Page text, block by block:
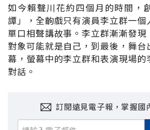
如今賴聲川花約四個月的時間，
譚」，全齣戲只有演員李立群一個
單口相聲講故事。李立群漸漸發現
對象可能就是自己，到最後，舞台
幕，螢幕中的李立群和表演現場的
對話。
訂閱遠見電子報，掌握國